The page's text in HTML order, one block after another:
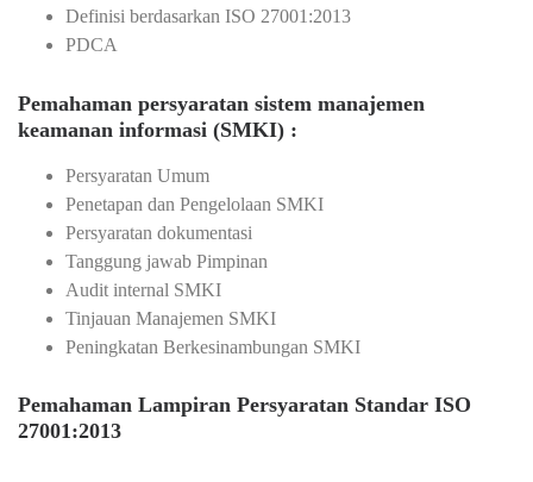
Definisi berdasarkan ISO 27001:2013
PDCA
Pemahaman persyaratan sistem manajemen
keamanan informasi (SMKI) :
Persyaratan Umum
Penetapan dan Pengelolaan SMKI
Persyaratan dokumentasi
Tanggung jawab Pimpinan
Audit internal SMKI
Tinjauan Manajemen SMKI
Peningkatan Berkesinambungan SMKI
Pemahaman Lampiran Persyaratan Standar ISO
27001:2013